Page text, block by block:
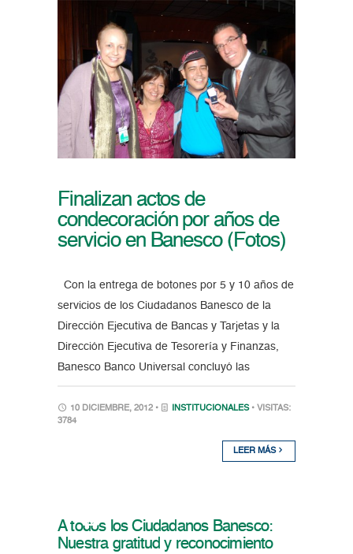
Finalizan actos de
condecoración por años de
servicio en Banesco (Fotos)
Con la entrega de botones por 5 y 10 años de
servicios de los Ciudadanos Banesco de la
Dirección Ejecutiva de Bancas y Tarjetas y la
Dirección Ejecutiva de Tesorería y Finanzas,
Banesco Banco Universal concluyó las
10 DICIEMBRE, 2012 • INSTITUCIONALES • VISITAS:
3784
LEER MÁS
A todos los Ciudadanos Banesco:
Nuestra gratitud y reconocimiento